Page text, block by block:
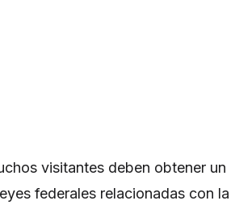
visitantes deben obtener un
federales relacionadas con la